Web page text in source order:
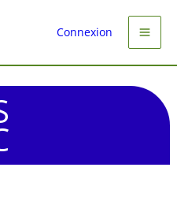
Connexion